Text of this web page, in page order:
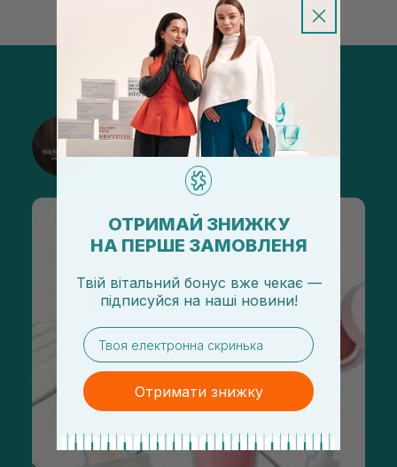
@sisters_stelmakh в Instagram
Підписатися
ОТРИМАЙ ЗНИЖКУ
НА ПЕРШЕ ЗАМОВЛЕНЯ
Твій вітальний бонус вже чекає —
підписуйся на наші новини!
email
Отримати знижку